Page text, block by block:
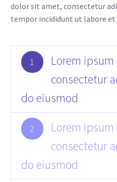
dolor sit amet, consectetur
tempor incididunt ut labore et
1
Lorem
consectetur
do eiusmod
2
Lorem
consectetur
do eiusmod